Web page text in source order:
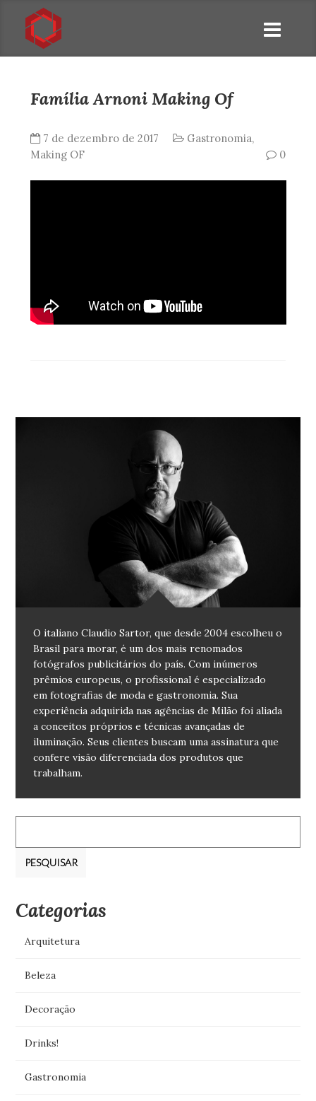
Família Arnoni Making Of
7 de dezembro de 2017 Gastronomia,
Making OF
0
O italiano Claudio Sartor, que desde 2004 escolheu o
Brasil para morar, é um dos mais renomados
fotógrafos publicitários do país. Com inúmeros
prêmios europeus, o profissional é especializado
em fotografias de moda e gastronomia. Sua
experiência adquirida nas agências de Milão foi aliada
a conceitos próprios e técnicas avançadas de
iluminação. Seus clientes buscam uma assinatura que
confere visão diferenciada dos produtos que
trabalham.
Categorias
Arquitetura
Beleza
Decoração
Drinks!
Gastronomia